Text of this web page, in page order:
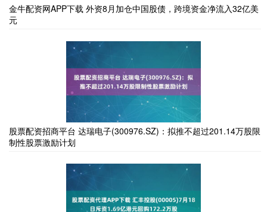
金牛配资网APP下载 外资8月加仓中国股债，跨境资金净流入32亿美
元
股票配资招商平台 达瑞电子(300976.SZ)：拟推不超过201.14万股限
制性股票激励计划